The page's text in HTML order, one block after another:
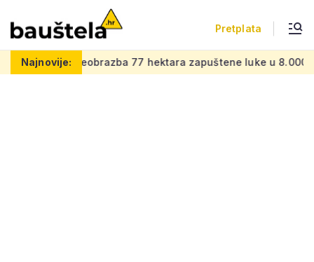
Pretplata
Najnovije:
77 hektara zapuštene luke u 8.000 novih stanova